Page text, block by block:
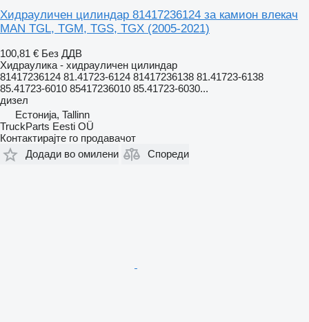
Хидрауличен цилиндар 81417236124 за камион влекач
MAN TGL, TGM, TGS, TGX (2005-2021)
100,81 € Без ДДВ
Хидраулика - хидрауличен цилиндар
81417236124 81.41723-6124 81417236138 81.41723-6138
85.41723-6010 85417236010 85.41723-6030...
дизел
Естонија, Tallinn
TruckParts Eesti OÜ
Контактирајте го продавачот
Додади во омилени
Спореди